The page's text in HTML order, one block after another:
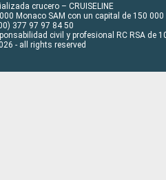
crucero – CRUISELINE
Monaco SAM con un capital de 150 000
377 97 97 84 50
civil y profesional RC RSA de
- all rights reserved